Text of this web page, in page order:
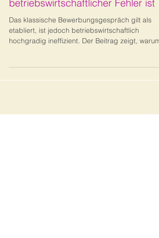
Warum das klassische
Bewerbungsgespräch ein
betriebswirtschaftlicher Fehler ist
subjektive Interviews zu Fehlentscheidungen
Ergebnisse liefern.